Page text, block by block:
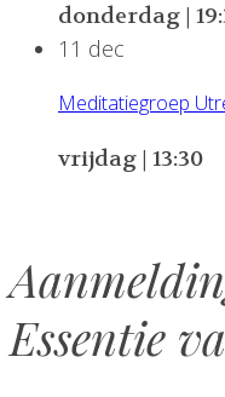
donderdag |
11 dec
Meditatiegroep
vrijdag | 13:30
Essentie